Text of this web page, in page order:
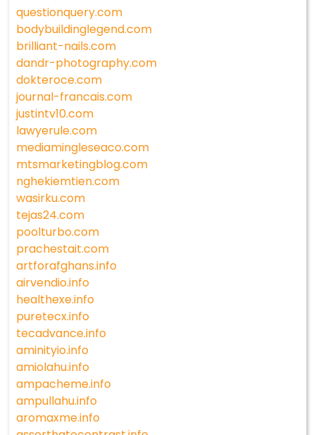
questionquery.com
bodybuildinglegend.com
brilliant-nails.com
dandr-photography.com
dokteroce.com
journal-francais.com
justintv10.com
lawyerule.com
mediamingleseaco.com
mtsmarketingblog.com
nghekiemtien.com
wasirku.com
tejas24.com
poolturbo.com
prachestait.com
artforafghans.info
airvendio.info
healthexe.info
puretecx.info
tecadvance.info
aminityio.info
amiolahu.info
ampacheme.info
ampullahu.info
aromaxme.info